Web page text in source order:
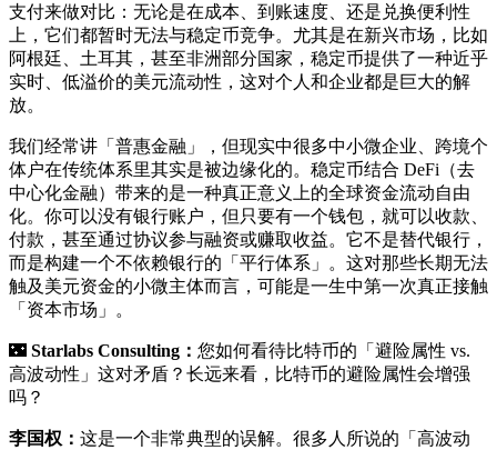
支付来做对比：无论是在成本、到账速度、还是兑换便利性
上，它们都暂时无法与稳定币竞争。尤其是在新兴市场，比如
阿根廷、土耳其，甚至非洲部分国家，稳定币提供了一种近乎
实时、低溢价的美元流动性，这对个人和企业都是巨大的解
放。
我们经常讲「普惠金融」，但现实中很多中小微企业、跨境个
体户在传统体系里其实是被边缘化的。稳定币结合 DeFi（去
中心化金融）带来的是一种真正意义上的全球资金流动自由
化。你可以没有银行账户，但只要有一个钱包，就可以收款、
付款，甚至通过协议参与融资或赚取收益。它不是替代银行，
而是构建一个不依赖银行的「平行体系」。这对那些长期无法
触及美元资金的小微主体而言，可能是一生中第一次真正接触
「资本市场」。
🌃 Starlabs Consulting： 您如何看待比特币的「避险属性 vs.
高波动性」这对矛盾？长远来看，比特币的避险属性会增强
吗？
李国权： 这是一个非常典型的误解。很多人所说的「高波动